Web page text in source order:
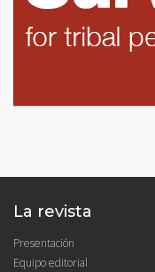
La revista
Presentación
Equipo editorial